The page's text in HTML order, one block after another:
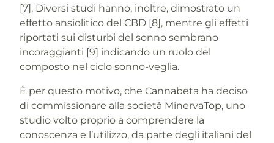
[7]. Diversi studi hanno, inoltre, dimostrato un
effetto ansiolitico del CBD [8], mentre gli effetti
riportati sui disturbi del sonno sembrano
incoraggianti [9] indicando un ruolo del
composto nel ciclo sonno-veglia.
È per questo motivo, che Cannabeta ha deciso
di commissionare alla società MinervaTop, uno
studio volto proprio a comprendere la
conoscenza e l’utilizzo, da parte degli italiani del